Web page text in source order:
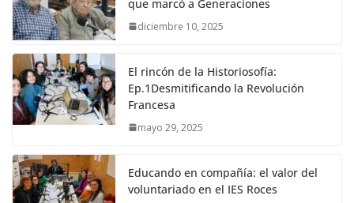
que marcó a Generaciones
diciembre 10, 2025
El rincón de la Historiosofía:
Ep.1Desmitificando la Revolución
Francesa
mayo 29, 2025
Educando en compañía: el valor del
voluntariado en el IES Roces